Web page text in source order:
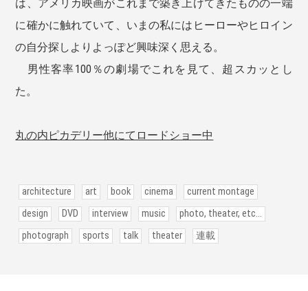
は、アメリカ映画がこれまで築き上げてきたものの一端
に確かに触れていて、いまの私にはヒーローやヒロイン
の自分探しよりよっぽど興味深く思える。
男性客率100％の劇場でこれを見て、超スカッとし
た。
丸の内ピカデリー他にてロードショー中
architecture art book cinema
current montage
design
DVD interview music
photo, theater, etc...
photograph
sports talk theater 連載